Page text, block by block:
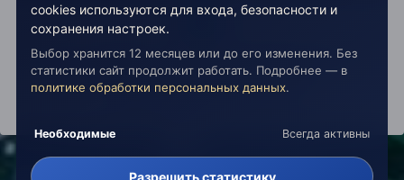
IPS ThemebyIPSFocus
Политика конфиденциальности
Обратная связь
Настройки cookies
copyright © 2026 Живая Эзотерика
cookies используются для входа, безопасности и
сохранения настроек.
Выбор хранится 12 месяцев или до его изменения. Без
статистики сайт продолжит работать. Подробнее — в
политике обработки персональных данных.
Необходимые Всегда активны
Разрешить статистику